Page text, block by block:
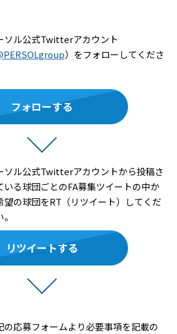
ソル公式Twitterアカウント
）をフォローしてくださ
フォローする
ソル公式Twitterアカウントから投稿さ
いる球団ごとのFA募集ツイートの中か
望の球団をRT（リツイート）してくだ
リツイートする
の応募フォームより必要事項を記載の